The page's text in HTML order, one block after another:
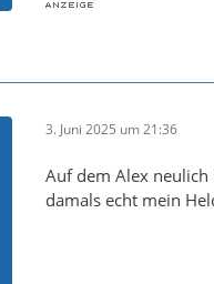
3. Juni 2025 um 21:36
Auf dem Alex
damals echt mein